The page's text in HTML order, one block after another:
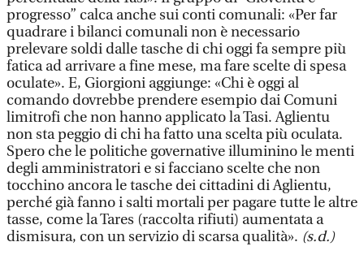
progresso” calca anche sui conti comunali: «Per far
quadrare i bilanci comunali non è necessario
prelevare soldi dalle tasche di chi oggi fa sempre più
fatica ad arrivare a fine mese, ma fare scelte di spesa
oculate». E, Giorgioni aggiunge: «Chi è oggi al
comando dovrebbe prendere esempio dai Comuni
limitrofi che non hanno applicato la Tasi. Aglientu
non sta peggio di chi ha fatto una scelta più oculata.
Spero che le politiche governative illuminino le menti
degli amministratori e si facciano scelte che non
tocchino ancora le tasche dei cittadini di Aglientu,
perché già fanno i salti mortali per pagare tutte le altre
tasse, come la Tares (raccolta rifiuti) aumentata a
dismisura, con un servizio di scarsa qualità». (s.d.)